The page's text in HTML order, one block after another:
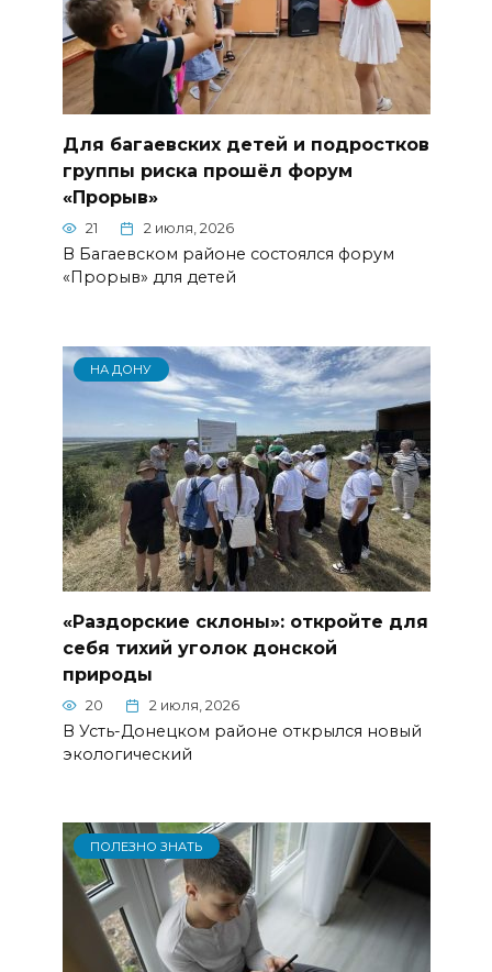
Для багаевских детей и подростков
группы риска прошёл форум
«Прорыв»
21 2 июля, 2026
В Багаевском районе состоялся форум
«Прорыв» для детей
НА ДОНУ
«Раздорские склоны»: откройте для
себя тихий уголок донской
природы
20 2 июля, 2026
В Усть-Донецком районе открылся новый
экологический
ПОЛЕЗНО ЗНАТЬ